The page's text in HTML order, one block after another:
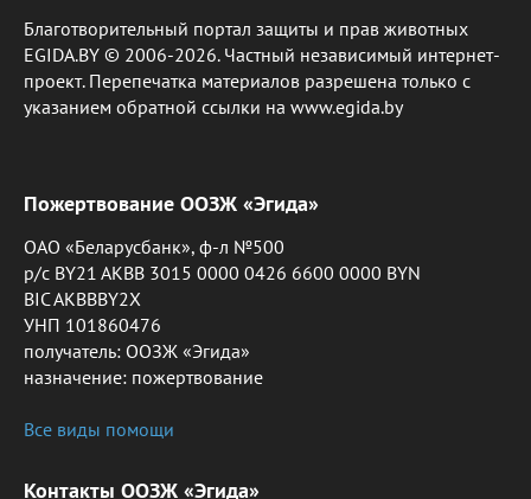
Благотворительный портал защиты и прав животных
EGIDA.BY © 2006-2026. Частный независимый интернет-
проект. Перепечатка материалов разрешена только с
указанием обратной ссылки на www.egida.by
Пожертвование ООЗЖ «Эгида»
ОАО «Беларусбанк», ф-л №500
р/с BY21 AKBB 3015 0000 0426 6600 0000 BYN
BIC AKBBBY2X
УНП 101860476
получатель: ООЗЖ «Эгида»
назначение: пожертвование
Все виды помощи
Контакты ООЗЖ «Эгида»